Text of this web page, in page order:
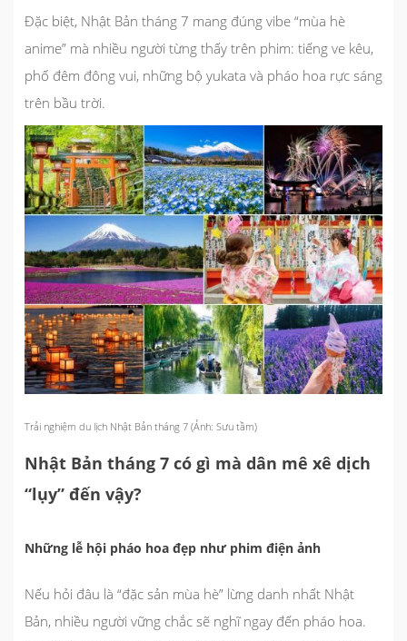
Đặc biệt, Nhật Bản tháng 7 mang đúng vibe “mùa hè
anime” mà nhiều người từng thấy trên phim: tiếng ve kêu,
phố đêm đông vui, những bộ yukata và pháo hoa rực sáng
trên bầu trời.
Trải nghiệm du lịch Nhật Bản tháng 7 (Ảnh: Sưu tầm)
Nhật Bản tháng 7 có gì mà dân mê xê dịch
“lụy” đến vậy?
Những lễ hội pháo hoa đẹp như phim điện ảnh
Nếu hỏi đâu là “đặc sản mùa hè” lừng danh nhất Nhật
Bản, nhiều người vững chắc sẽ nghĩ ngay đến pháo hoa.